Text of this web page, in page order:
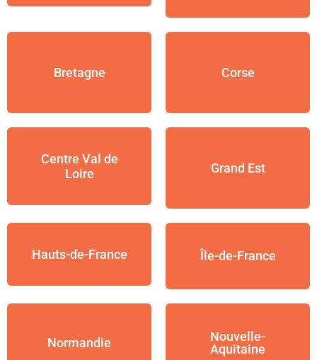
Bretagne Corse
Centre Val de
Loire
Grand Est
Hauts-de-France Île-de-France
Normandie
Nouvelle-
Aquitaine